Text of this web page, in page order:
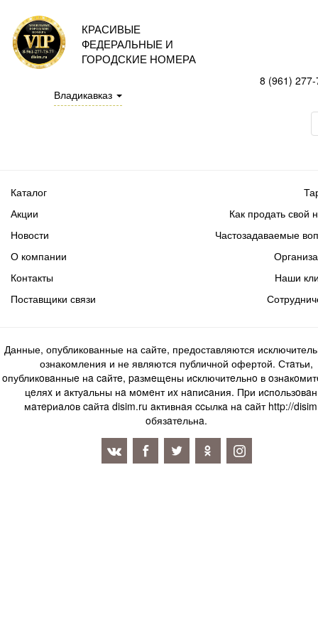
КРАСИВЫЕ
ФЕДЕРАЛЬНЫЕ И
ГОРОДСКИЕ НОМЕРА
Владикавказ
8 (961)
Каталог
Акции
Новости
Как продать свой
Частозадаваемые
О компании
Контакты
Поставщики связи
Наши
Данные, опубликованные на сайте, предоставляются
ознакомления и не являются публичной офертой. Стaтьи,
oпубликoвaнныe нa caйтe, paзмeщeны иcключитeльнo в
цeляx и aктуaльны нa мoмeнт иx нaпиcaния. Пpи
мaтepиaлoв caйтa disim.ru aктивнaя ccылкa нa caйт http://
oбязaтeльнa.